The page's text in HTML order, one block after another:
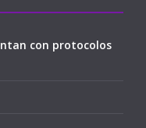
con protocolos